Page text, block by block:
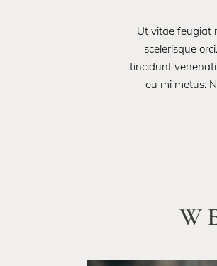
Ut vitae feugiat
scelerisque
tincidunt
eu mi metus.